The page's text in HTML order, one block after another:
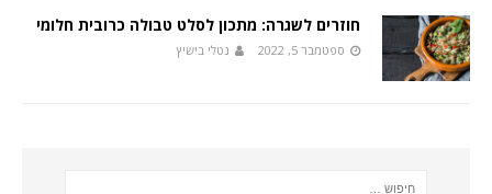
חוזרים לשגרה: מתכון לסלט טבולה כרובית חלומי
ספטמבר 5, 2022 נטלי בישיץ